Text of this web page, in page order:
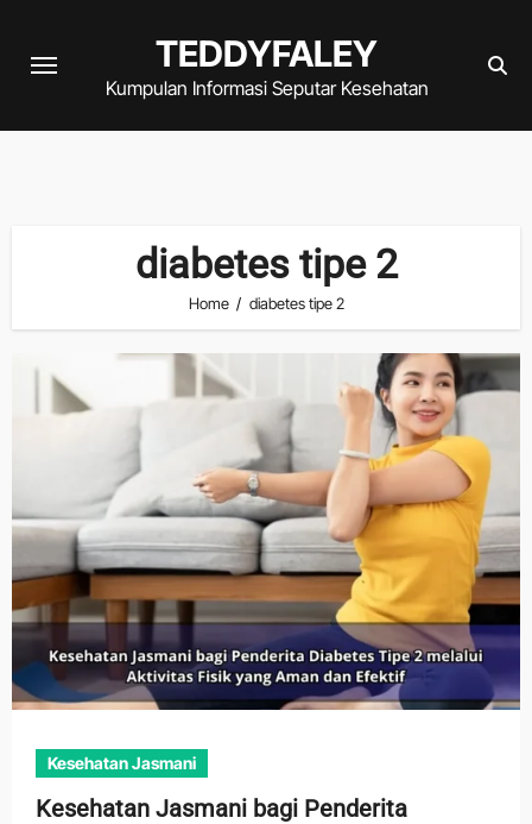
TEDDYFALEY
Kumpulan Informasi Seputar Kesehatan
diabetes tipe 2
Home diabetes tipe 2
Kesehatan Jasmani
Kesehatan Jasmani bagi Penderita